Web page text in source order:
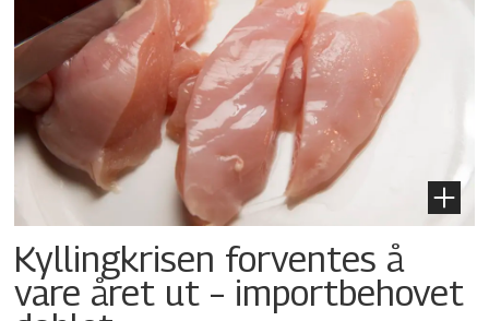
Kyllingkrisen forventes å
vare året ut – importbehovet